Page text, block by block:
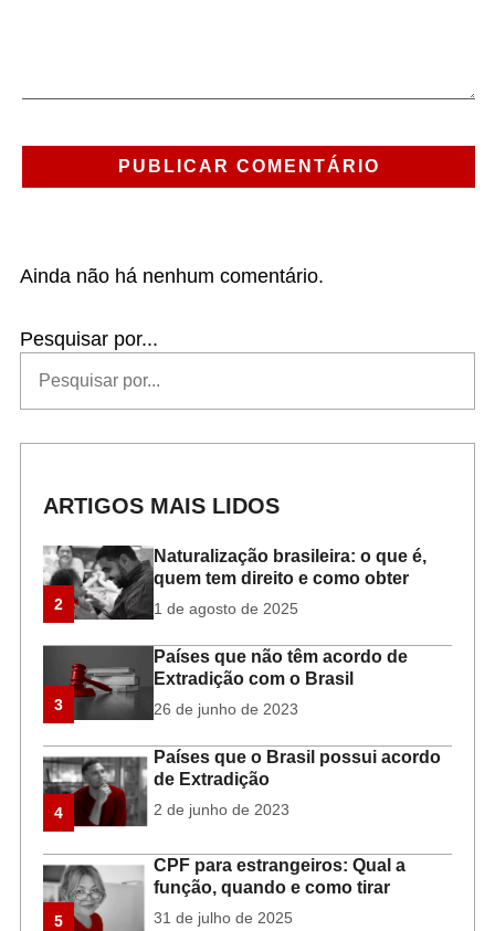
Ainda não há nenhum comentário.
Pesquisar por...
ARTIGOS MAIS LIDOS
2
Naturalização brasileira: o que é,
quem tem direito e como obter
1 de agosto de 2025
3
Países que não têm acordo de
Extradição com o Brasil
26 de junho de 2023
4
Países que o Brasil possui acordo
de Extradição
2 de junho de 2023
5
CPF para estrangeiros: Qual a
função, quando e como tirar
31 de julho de 2025